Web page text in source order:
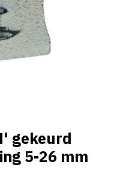
gekeurd
5-26 mm